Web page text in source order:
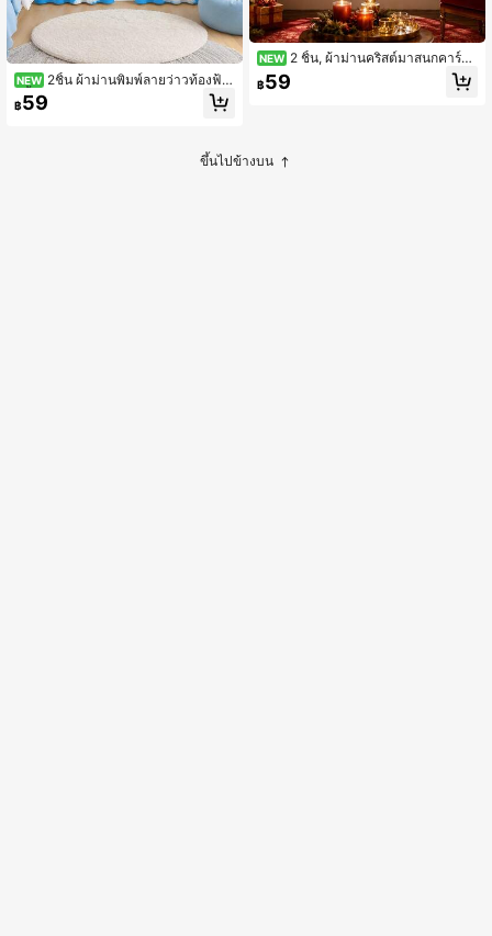
NEW 2ชิ้น ผ้าม่านพิมพ์ลายว่าวท้องฟ้า
สีน้ำเงินเมฆขาว, ผ้าโพลีเอสเตอร์แบบช่
องใส่แท่ง, พิมพ์ลายว่าวสีสันสดใสท้องฟ้
บห้องนอน ห้องนั่งเล่น ห้องครัว ตกแต่ง
฿59
NEW 2 ชิ้น, ผ้าม่านคริสต์มาสนกคาร์ดิ
นัล, ผ้าม่านแบบใส่แท่ง, ผ้าโพลีเอสเตอ
ร์, พิมพ์ดอกพอยน์เซตเทียและเบอร์รี่, สีแ
฿59
ขึ้นไปข้างบน